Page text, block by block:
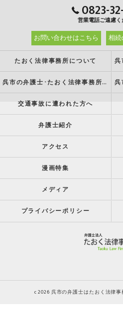
0823-
営業電話ご遠慮く
お問い合わせはこちら 相
たおく法律事務所について
呉市の弁護士･たおく法律事務所の特徴
交通事故に遭われた方へ
弁護士紹介
アクセス
漫画特集
メディア
プライバシーポリシー
c 2026 呉市の弁護士はたおく法律事